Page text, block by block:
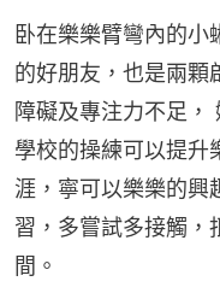
卧在樂樂臂彎內的小
的好朋友，也是兩顆
障礙及專注力不足，
學校的操練可以提升
涯，寧可以樂樂的興
習，多嘗試多接觸，
間。